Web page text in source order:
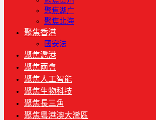
聚焦湖广
聚焦北海
聚焦香港
國安法
聚焦滬港
聚焦兩會
聚焦人工智能
聚焦生物科技
聚焦長三角
聚焦粵港澳大灣區